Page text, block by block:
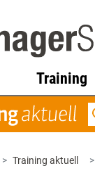
Training
Training aktuell